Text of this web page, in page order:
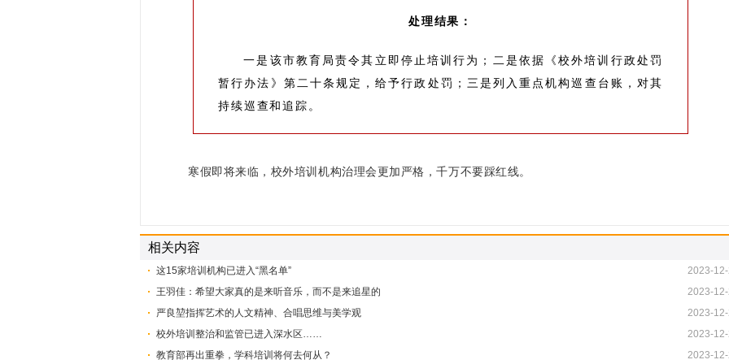
处理结果：
一是该市教育局责令其立即停止培训行为；二是依据《校外培训行政处罚
暂行办法》第二十条规定，给予行政处罚；三是列入重点机构巡查台账，对其
持续巡查和追踪。
寒假即将来临，校外培训机构治理会更加严格，千万不要踩红线。
相关内容
这15家培训机构已进入“黑名单”
2023-
王羽佳：希望大家真的是来听音乐，而不是来追星的
2023-
严良堃指挥艺术的人文精神、合唱思维与美学观
2023-
校外培训整治和监管已进入深水区……
2023-
教育部再出重拳，学科培训将何去何从？
2023-